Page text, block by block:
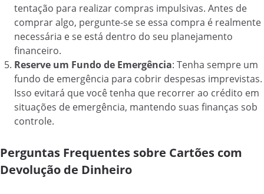
tentação para realizar compras impulsivas. Antes de
comprar algo, pergunte-se se essa compra é realmente
necessária e se está dentro do seu planejamento
financeiro.
Reserve um Fundo de Emergência: Tenha sempre um
fundo de emergência para cobrir despesas imprevistas.
Isso evitará que você tenha que recorrer ao crédito em
situações de emergência, mantendo suas finanças sob
controle.
Perguntas Frequentes sobre Cartões com
Devolução de Dinheiro